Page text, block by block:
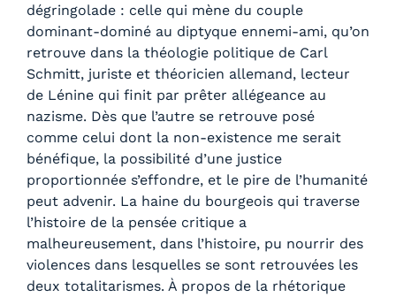
dégringolade : celle qui mène du couple
dominant-dominé au diptyque ennemi-ami, qu’on
retrouve dans la théologie politique de Carl
Schmitt, juriste et théoricien allemand, lecteur
de Lénine qui finit par prêter allégeance au
nazisme. Dès que l’autre se retrouve posé
comme celui dont la non-existence me serait
bénéfique, la possibilité d’une justice
proportionnée s’effondre, et le pire de l’humanité
peut advenir. La haine du bourgeois qui traverse
l’histoire de la pensée critique a
malheureusement, dans l’histoire, pu nourrir des
violences dans lesquelles se sont retrouvées les
deux totalitarismes. À propos de la rhétorique